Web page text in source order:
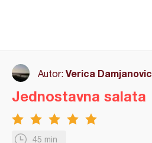
Autor: Verica Damjanovic
45 min
Jednostavna salata